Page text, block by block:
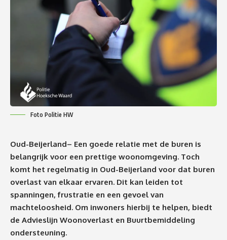
Foto Politie HW
Oud-Beijerland– Een goede relatie met de buren is
belangrijk voor een prettige woonomgeving. Toch
komt het regelmatig in Oud-Beijerland voor dat buren
overlast van elkaar ervaren. Dit kan leiden tot
spanningen, frustratie en een gevoel van
machteloosheid. Om inwoners hierbij te helpen, biedt
de Advieslijn Woonoverlast en Buurtbemiddeling
ondersteuning.